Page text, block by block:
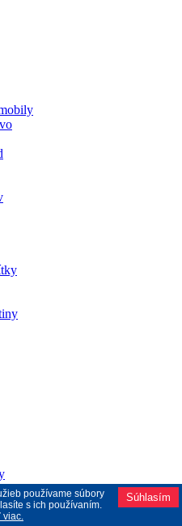
Súhlasím
používame súbory
s ich používaním.
viac.